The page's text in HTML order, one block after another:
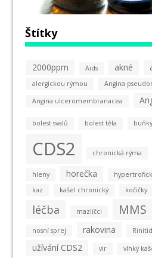
Štítky
2000ppm Aids akné
alergickou rýmou Angina
Angina ulceromembranacea
bolest svalů bolest těla
CDS2 chronická rýma
hleny horečka
kaz
kašel chronický kočičky
léčba mazlíčci MMS
nosní sprej rakovina
užívání CDS2
vir vlhký